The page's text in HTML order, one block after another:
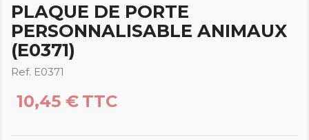
PLAQUE DE PORTE
PERSONNALISABLE ANIMAUX
(E0371)
Ref. E0371
10,45 € TTC